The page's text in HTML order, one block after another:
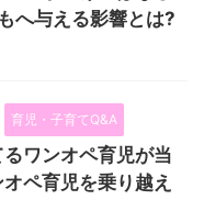
へ与える影響とは?
育児・子育てQ&A
ワンオペ育児が当
ペ育児を乗り越え